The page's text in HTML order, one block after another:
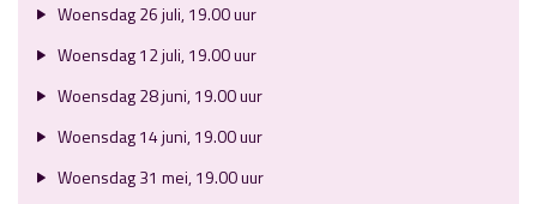
Woensdag 26 juli, 19.00 uur
Woensdag 12 juli, 19.00 uur
Woensdag 28 juni, 19.00 uur
Woensdag 14 juni, 19.00 uur
Woensdag 31 mei, 19.00 uur